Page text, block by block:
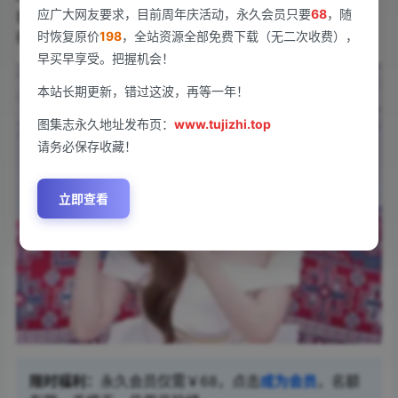
白甜角色，估计能圈回不少路人粉。毕竟观众现在口味叼
得很，没点新鲜花样真留不住人。
限时福利： 永久会员仅需￥68，点击成为会员 ，名额
应广大网友要求，目前周年庆活动，永久会员只要68，随
时恢复原价198，全站资源全部免费下载（无二次收费），
早买早享受。把握机会！
本站长期更新，错过这波，再等一年！
图集志永久地址发布页：www.tujizhi.top
请务必保存收藏！
立即查看